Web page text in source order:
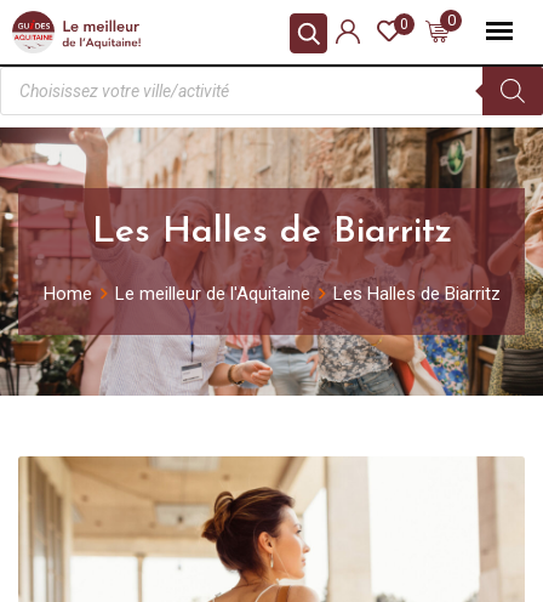
0
0
Les Halles de Biarritz
Home Le meilleur de l'Aquitaine Les Halles de Biarritz